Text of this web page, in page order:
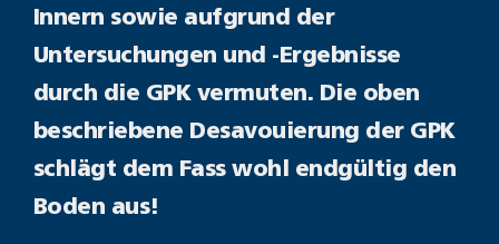
Innern sowie aufgrund der
Untersuchungen und -Ergebnisse
durch die GPK vermuten. Die oben
beschriebene Desavouierung der GPK
schlägt dem Fass wohl endgültig den
Boden aus!